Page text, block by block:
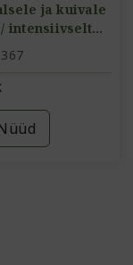
ja kuivale
intensiivselt
seerum